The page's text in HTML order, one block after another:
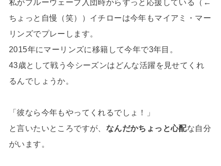
私がブルーウェーブ入団時からずっと応援している（←
ちょっと自慢（笑））イチローは今年もマイアミ・マー
リンズでプレーします。
2015年にマーリンズに移籍して今年で3年目。
43歳として戦う今シーズンはどんな活躍を見せてくれ
るんでしょうか。
「彼なら今年もやってくれるでしょ！」
と言いたいところですが、 なんだかちょっと心配な自分
がいます。